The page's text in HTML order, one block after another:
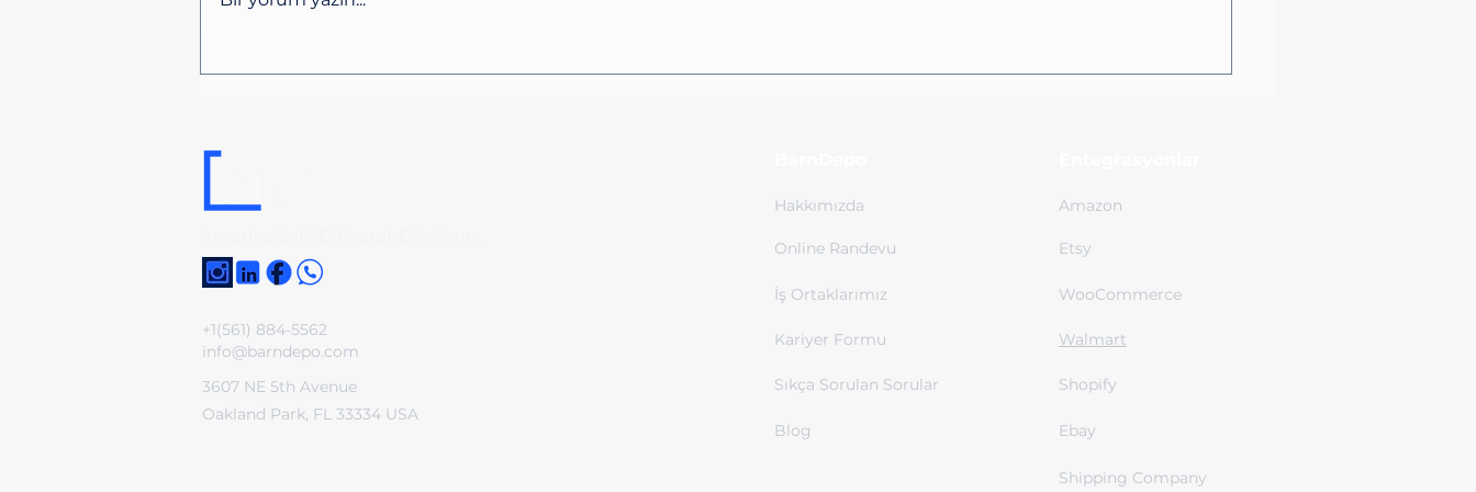
Fırsat mı?
Barndepo ile ABD
+1(561) 884-5562
info@barndepo.com
3607 NE 5th Avenue
Oakland Park, FL 33334 USA
Hakkımızda
Online Randevu
İş Ortaklarımız
Kariyer Formu
Sıkça Sorulan Sorular
Blog
Amazon
Etsy
WooCommerce
Walmart
Shopify
Ebay
Shipping Company